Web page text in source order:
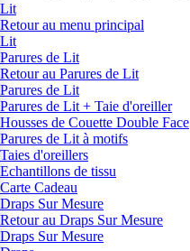
Lit
Retour au menu principal
Lit
Parures de Lit
Retour au Parures de Lit
Parures de Lit
Parures de Lit + Taie d'oreiller
Housses de Couette Double Face
Parures de Lit à motifs
Taies d'oreillers
Echantillons de tissu
Carte Cadeau
Draps Sur Mesure
Retour au Draps Sur Mesure
Draps Sur Mesure